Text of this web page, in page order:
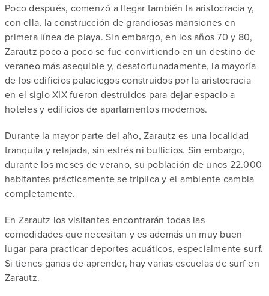
Poco después, comenzó a llegar también la aristocracia y,
con ella, la construcción de grandiosas mansiones en
primera línea de playa. Sin embargo, en los años 70 y 80,
Zarautz poco a poco se fue convirtiendo en un destino de
veraneo más asequible y, desafortunadamente, la mayoría
de los edificios palaciegos construidos por la aristocracia
en el siglo XIX fueron destruidos para dejar espacio a
hoteles y edificios de apartamentos modernos.
Durante la mayor parte del año, Zarautz es una localidad
tranquila y relajada, sin estrés ni bullicios. Sin embargo,
durante los meses de verano, su población de unos 22.000
habitantes prácticamente se triplica y el ambiente cambia
completamente.
En Zarautz los visitantes encontrarán todas las
comodidades que necesitan y es además un muy buen
lugar para practicar deportes acuáticos, especialmente surf.
Si tienes ganas de aprender, hay varias escuelas de surf en
Zarautz.